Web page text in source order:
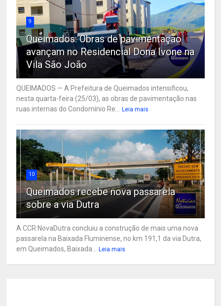
9
Queimados: Obras de pavimentação
avançam no Residencial Dona Ivone na
Vila São João
QUEIMADOS — A Prefeitura de Queimados intensificou,
nesta quarta-feira (25/03), as obras de pavimentação nas
ruas internas do Condomínio Re...
Leia mais
10
Queimados recebe nova passarela
sobre a via Dutra
A CCR NovaDutra concluiu a construção de mais uma nova
passarela na Baixada Fluminense, no km 191,1 da via Dutra,
em Queimados, Baixada...
Leia mais